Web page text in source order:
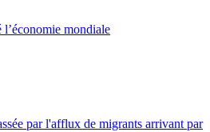
mondiale
par l'afflux de migrants arrivant par